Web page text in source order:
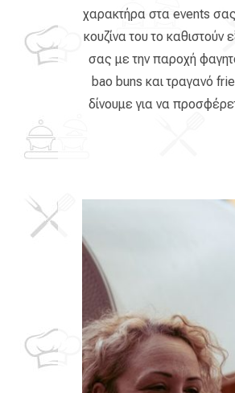
χαρακτήρα στα events
κουζίνα του το καθιστούν
σας με την παροχή
bao buns και τραγανό
δίνουμε για να